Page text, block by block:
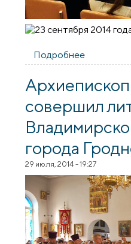
Подробнее
совершил
города
29 июля, 2014 - 19:27